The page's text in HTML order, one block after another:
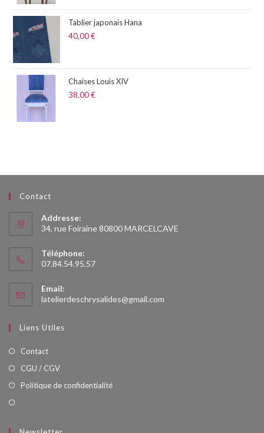
Tablier japonais Hana
40,00€
Chaises Louis XIV
38,00€
Contact
Addresse:
34, rue Foiraine 80800 MARCELCAVE
Téléphone:
07.84.54.95.57
Email:
latelierdeschrysalides@gmail.com
Liens Utiles
Contact
CGU / CGV
Politique de confidentialité